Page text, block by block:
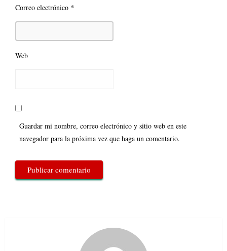
Correo electrónico *
Web
Guardar mi nombre, correo electrónico y sitio web en este
navegador para la próxima vez que haga un comentario.